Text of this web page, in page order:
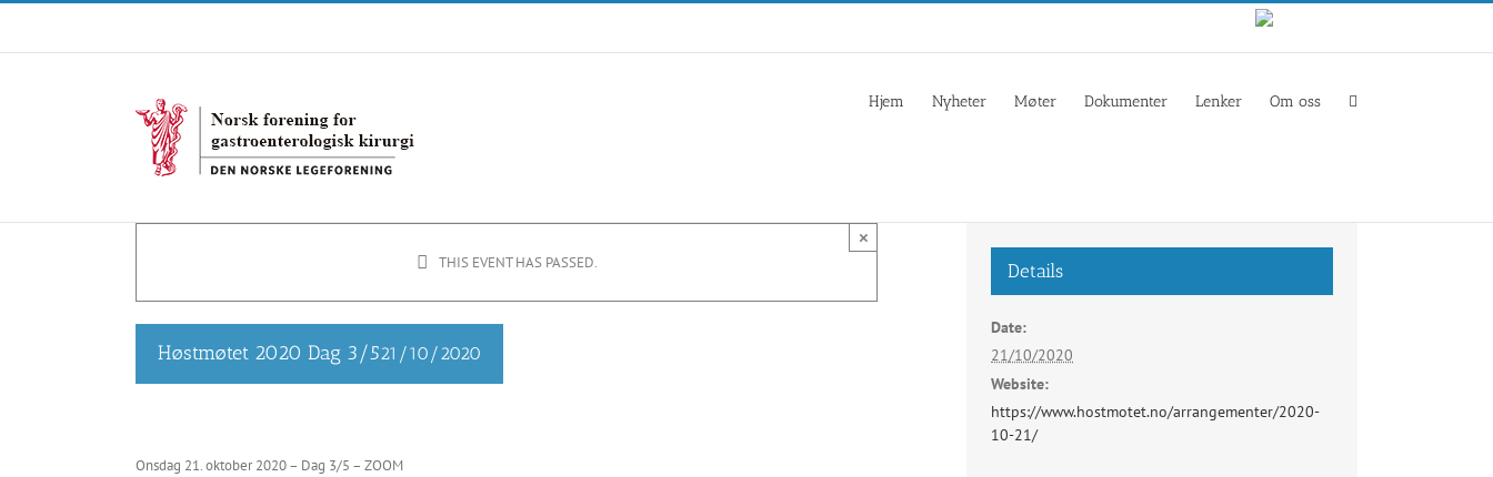
Skip
content
Hjem Nyheter Møter Dokumenter Lenker Om oss
THIS EVENT HAS PASSED.
×
Høstmøtet 2020 Dag 3/521/10/2020
Onsdag 21. oktober 2020 – Dag 3/5 – ZOOM
Details
Date:
21/10/2020
Website:
https://www.hostmotet.no/arrangementer/2020-
10-21/